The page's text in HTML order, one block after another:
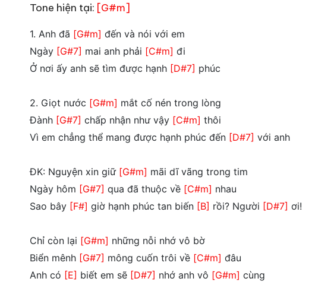
Tone hiện tại: [G#m]
1. Anh đã [G#m] đến và nói với em
Ngày [G#7] mai anh phải [C#m] đi
Ở nơi ấy anh sẽ tìm được hạnh [D#7] phúc
2. Giọt nước [G#m] mắt cố nén trong lòng
Đành [G#7] chấp nhận như vậy [C#m] thôi
Vì em chẳng thể mang được hạnh phúc đến [D#7] với anh
ĐK: Nguyện xin giữ [G#m] mãi dĩ vãng trong tim
Ngày hôm [G#7] qua đã thuộc về [C#m] nhau
Sao bây [F#] giờ hạnh phúc tan biến [B] rồi? Người [D#7] ơi!
Chỉ còn lại [G#m] những nỗi nhớ vô bờ
Biển mênh [G#7] mông cuốn trôi về [C#m] đâu
Anh có [E] biết em sẽ [D#7] nhớ anh vô [G#m] cùng